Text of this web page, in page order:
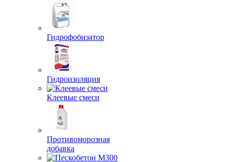
Гидрофобизатор
Гидроизоляция
Клеевые смеси
Противоморозная
добавка